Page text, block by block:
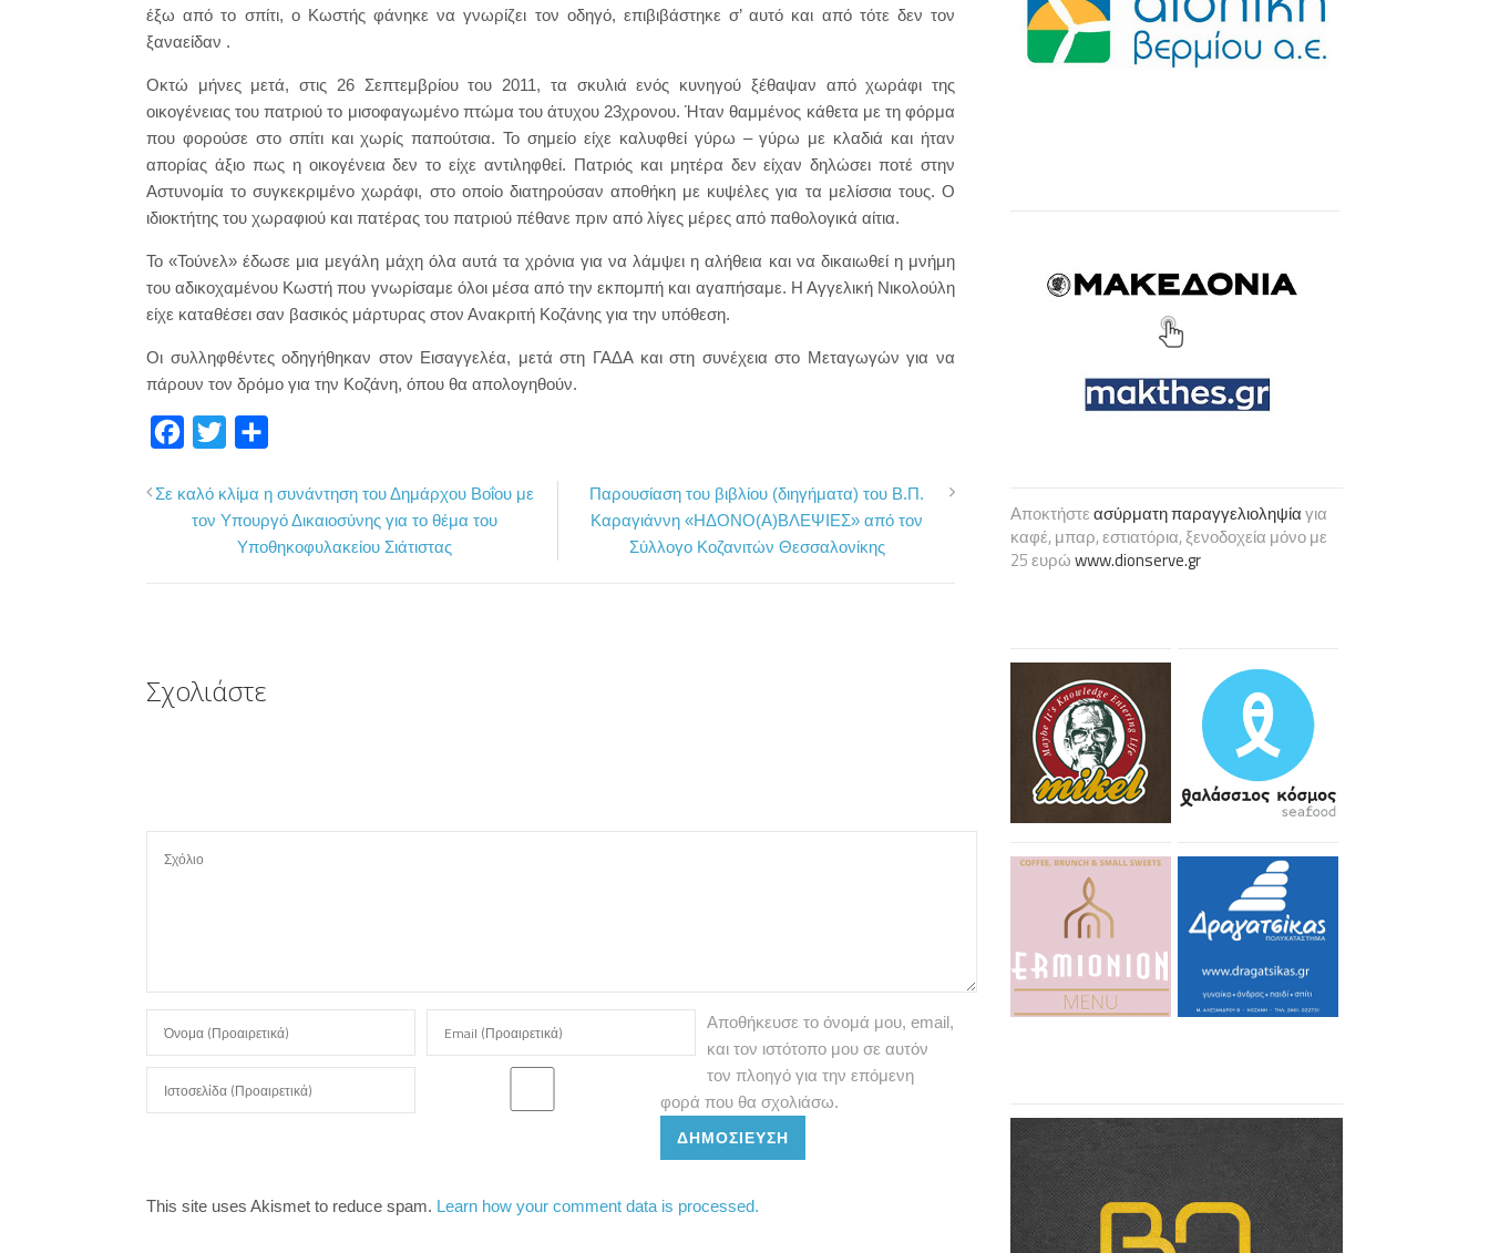
έξω από το σπίτι, ο Κωστής φάνηκε να γνωρίζει τον οδηγό, επιβιβάστηκε σ’ αυτό και από τότε δεν τον
ξαναείδαν .
Οκτώ μήνες μετά, στις 26 Σεπτεμβρίου του 2011, τα σκυλιά ενός κυνηγού ξέθαψαν από χωράφι της
οικογένειας του πατριού το μισοφαγωμένο πτώμα του άτυχου 23χρονου. Ήταν θαμμένος κάθετα με τη φόρμα
που φορούσε στο σπίτι και χωρίς παπούτσια. Το σημείο είχε καλυφθεί γύρω – γύρω με κλαδιά και ήταν
απορίας άξιο πως η οικογένεια δεν το είχε αντιληφθεί. Πατριός και μητέρα δεν είχαν δηλώσει ποτέ στην
Αστυνομία το συγκεκριμένο χωράφι, στο οποίο διατηρούσαν αποθήκη με κυψέλες για τα μελίσσια τους. Ο
ιδιοκτήτης του χωραφιού και πατέρας του πατριού πέθανε πριν από λίγες μέρες από παθολογικά αίτια.
Το «Τούνελ» έδωσε μια μεγάλη μάχη όλα αυτά τα χρόνια για να λάμψει η αλήθεια και να δικαιωθεί η μνήμη
του αδικοχαμένου Κωστή που γνωρίσαμε όλοι μέσα από την εκπομπή και αγαπήσαμε. Η Αγγελική Νικολούλη
είχε καταθέσει σαν βασικός μάρτυρας στον Ανακριτή Κοζάνης για την υπόθεση.
Οι συλληφθέντες οδηγήθηκαν στον Εισαγγελέα, μετά στη ΓΑΔΑ και στη συνέχεια στο Μεταγωγών για να
πάρουν τον δρόμο για την Κοζάνη, όπου θα απολογηθούν.
c
i
t
ι
ρ
Σε καλό κλίμα η συνάντηση του Δημάρχου Βοΐου με
τον Υπουργό Δικαιοσύνης για το θέμα του
Υποθηκοφυλακείου Σιάτιστας
Παρουσίαση του βιβλίου (διηγήματα) του Β.Π.
Καραγιάννη «ΗΔΟΝΟ(Α)ΒΛΕΨΙΕΣ» από τον
Σύλλογο Κοζανιτών Θεσσαλονίκης
Σχολιάστε
Αποθήκευσε το όνομά μου, email,
και τον ιστότοπο μου σε αυτόν
τον πλοηγό για την επόμενη
φορά που θα σχολιάσω.
ΔΗΜΟΣΊΕΥΣΗ
This site uses Akismet to reduce spam. Learn how your comment data is processed.
Αποκτήστεασύρματη παραγγελιοληψίαγια
καφέ, μπαρ, εστιατόρια, ξενοδοχεία μόνο με
25 ευρώwww.dionserve.gr